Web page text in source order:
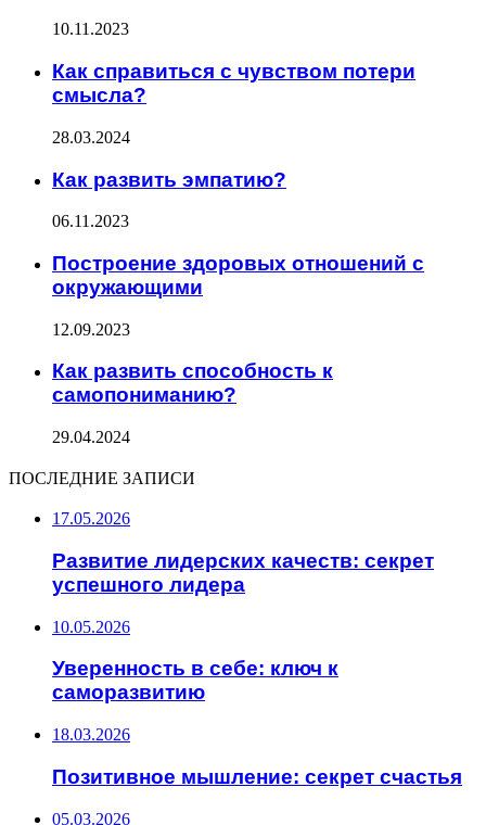
10.11.2023
Как справиться с чувством потери
смысла?
28.03.2024
Как развить эмпатию?
06.11.2023
Построение здоровых отношений с
окружающими
12.09.2023
Как развить способность к
самопониманию?
29.04.2024
ПОСЛЕДНИЕ ЗАПИСИ
17.05.2026
Развитие лидерских качеств: секрет
успешного лидера
10.05.2026
Уверенность в себе: ключ к
саморазвитию
18.03.2026
Позитивное мышление: секрет счастья
05.03.2026